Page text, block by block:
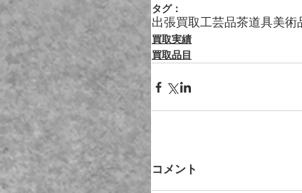
タグ：
出張買取工芸品茶道具美術
買取実績
買取品目
コメント